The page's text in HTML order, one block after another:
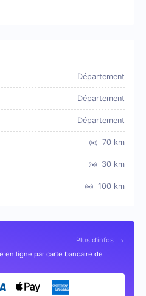
Département
Département
Département
70 km
30 km
100 km
Plus d'infos
en ligne par carte bancaire de